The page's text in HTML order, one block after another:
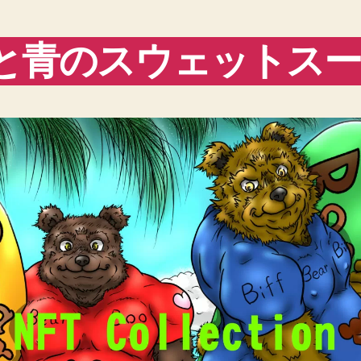
青のスウェットス